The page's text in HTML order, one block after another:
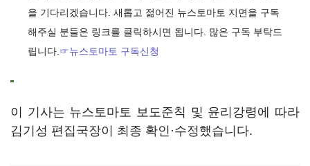
을 기다리겠습니다. 새롭고 젊어진 뉴스토마토 지면을 구독
해주실 분들은 링크를 클릭하시면 됩니다. 많은 구독 부탁드
립니다. ☞뉴스토마토 구독신청
이 기사는 뉴스토마토 보도준칙 및 윤리강령에 따라
김기성 편집국장이 최종 확인·수정했습니다.